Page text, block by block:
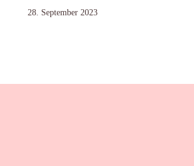
28. September 2023